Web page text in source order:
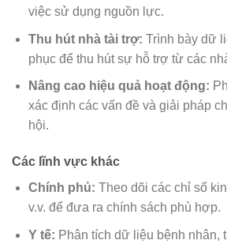
việc sử dụng nguồn lực.
Thu hút nhà tài trợ: Trình bày dữ
phục để thu hút sự hỗ trợ từ các
Nâng cao hiệu quả hoạt động:
xác định các vấn đề và giải pháp
hội.
Các lĩnh vực khác
Chính phủ: Theo dõi các chỉ số
v.v. để đưa ra chính sách phù hợp.
Y tế: Phân tích dữ liệu bệnh nhân,